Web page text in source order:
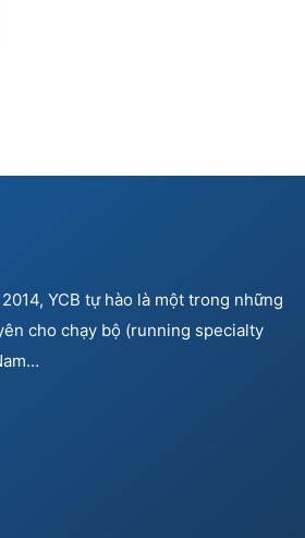
YCB tự hào là một trong những
cho chạy bộ (running specialty